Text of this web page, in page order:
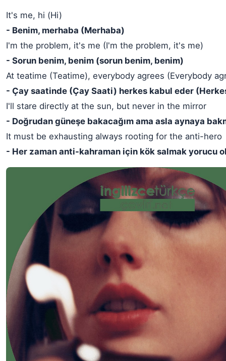
It's me, hi (Hi)
- Benim, merhaba (Merhaba)
I'm the problem, it's me (I'm the problem, it's me)
- Sorun benim, benim (sorun benim, benim)
At teatime (Teatime), everybody agrees (Everybody
- Çay saatinde (Çay Saati) herkes kabul eder
I'll stare directly at the sun, but never in the mirror
- Doğrudan güneşe bakacağım ama asla aynaya
It must be exhausting always rooting for the anti-hero
- Her zaman anti-kahraman için kök salmak yorucu